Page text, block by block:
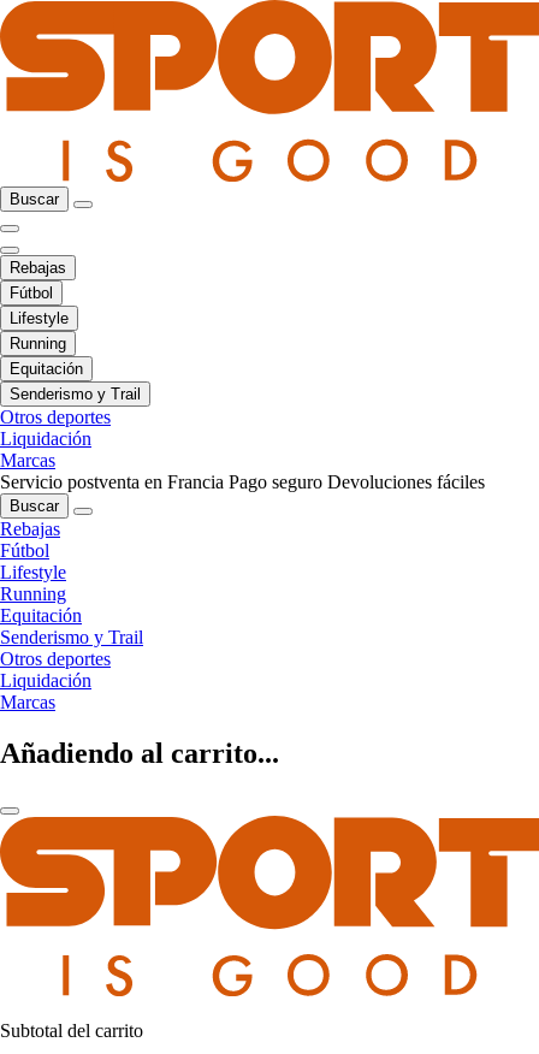
Buscar
Rebajas
Fútbol
Lifestyle
Running
Equitación
Senderismo y Trail
Otros deportes
Liquidación
Marcas
Servicio postventa en Francia Pago seguro Devoluciones fáciles
Buscar
Rebajas
Fútbol
Lifestyle
Running
Equitación
Senderismo y Trail
Otros deportes
Liquidación
Marcas
Añadiendo al carrito...
Subtotal del carrito